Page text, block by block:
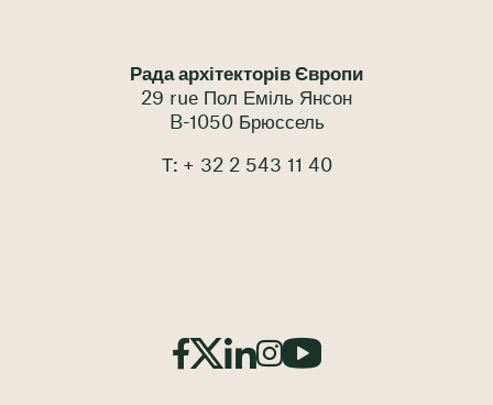
Рада архітекторів Європи
29 rue Пол Еміль Янсон
B-1050 Брюссель
Т: + 32 2 543 11 40